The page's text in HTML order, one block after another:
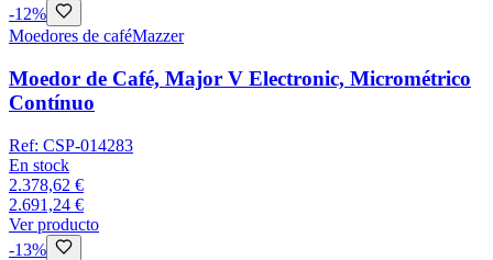
-12%
Moedores de caféMazzer
Moedor de Café, Major V Electronic, Micrométrico
Contínuo
Ref: CSP-014283
En stock
2.378,62 €
2.691,24 €
Ver producto
-13%